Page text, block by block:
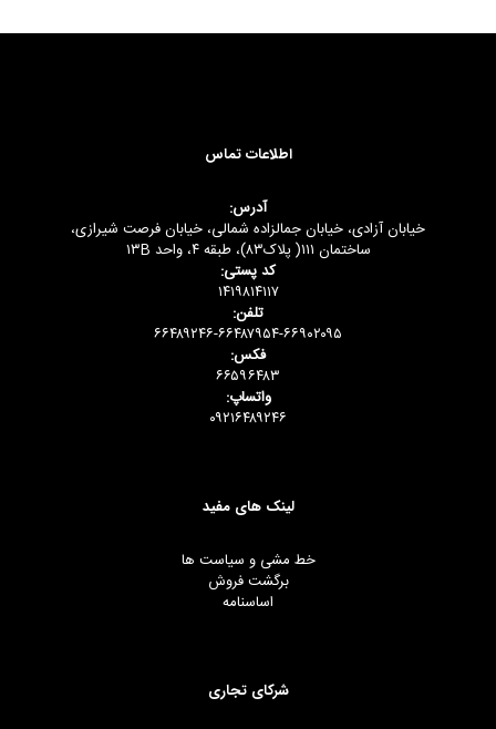
اطلاعات تماس
آدرس:
خیابان آزادی، خیابان جمالزاده شمالی، خیابان فرصت شیرازی،
ساختمان ۱۱۱( پلاک۸۳)، طبقه ۴، واحد ۱۳B
کد پستی:
۱۴۱۹۸۱۴۱۱۷
تلفن:
۶۶۴۸۹۲۴۶-۶۶۴۸۷۹۵۴-۶۶۹۰۲۰۹۵
فکس:
۶۶۵۹۶۴۸۳
واتساپ:
۰۹۲۱۶۴۸۹۲۴۶
لینک های مفید
خط مشی و سیاست ها
برگشت فروش
اساسنامه
شرکای تجاری